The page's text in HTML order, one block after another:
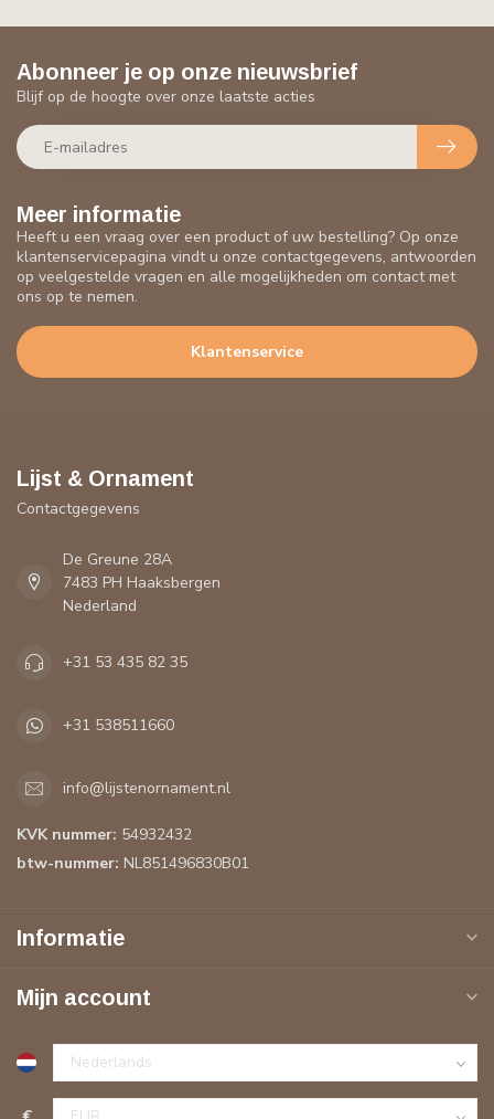
Meer informatie
Heeft u een vraag over een product of uw bestelling? Op onze
klantenservicepagina vindt u onze contactgegevens, antwoorden
op veelgestelde vragen en alle mogelijkheden om contact met
ons op te nemen.
Klantenservice
Abonneer je op onze nieuwsbrief
Blijf op de hoogte over onze laatste acties
Lijst & Ornament
Contactgegevens
De Greune 28A
7483 PH Haaksbergen
Nederland
+31 53 435 82 35
+31 538511660
info@lijstenornament.nl
KVK nummer: 54932432
btw-nummer: NL851496830B01
Informatie
Mijn account